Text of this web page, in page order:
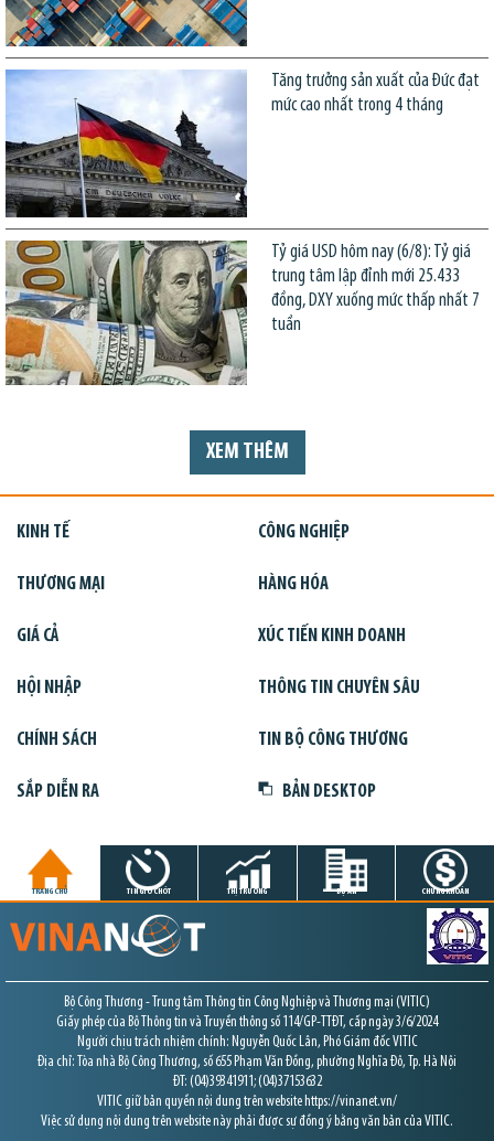
Tăng trưởng sản xuất của Đức đạt
mức cao nhất trong 4 tháng
Tỷ giá USD hôm nay (6/8): Tỷ giá
trung tâm lập đỉnh mới 25.433
đồng, DXY xuống mức thấp nhất 7
tuần
XEM THÊM
KINH TẾ CÔNG NGHIỆP
THƯƠNG MẠI HÀNG HÓA
GIÁ CẢ XÚC TIẾN KINH DOANH
HỘI NHẬP THÔNG TIN CHUYÊN SÂU
CHÍNH SÁCH TIN BỘ CÔNG THƯƠNG
SẮP DIỄN RA BẢN DESKTOP
TRANG CHỦ TIN GIỜ CHÓT THỊ TRƯỜNG DỰ ÁN CHỨNG KHOÁN
Bộ Công Thương - Trung tâm Thông tin Công Nghiệp và Thương mại (VITIC)
Giấy phép của Bộ Thông tin và Truyền thông số 114/GP-TTĐT, cấp ngày 3/6/2024
Người chịu trách nhiệm chính: Nguyễn Quốc Lân, Phó Giám đốc VITIC
Địa chỉ: Tòa nhà Bộ Công Thương, số 655 Phạm Văn Đồng, phường Nghĩa Đô, Tp. Hà Nội
ĐT: (04)39341911; (04)37153632
VITIC giữ bản quyền nội dung trên website https://vinanet.vn/
Việc sử dụng nội dung trên website này phải được sự đồng ý bằng văn bản của VITIC.